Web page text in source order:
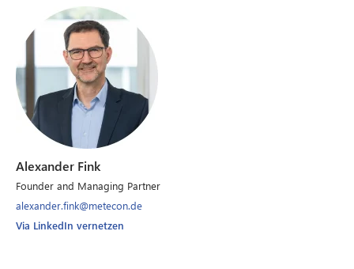
Alexander Fink
Founder and Managing Partner
alexander.fink@metecon.de
Via LinkedIn vernetzen